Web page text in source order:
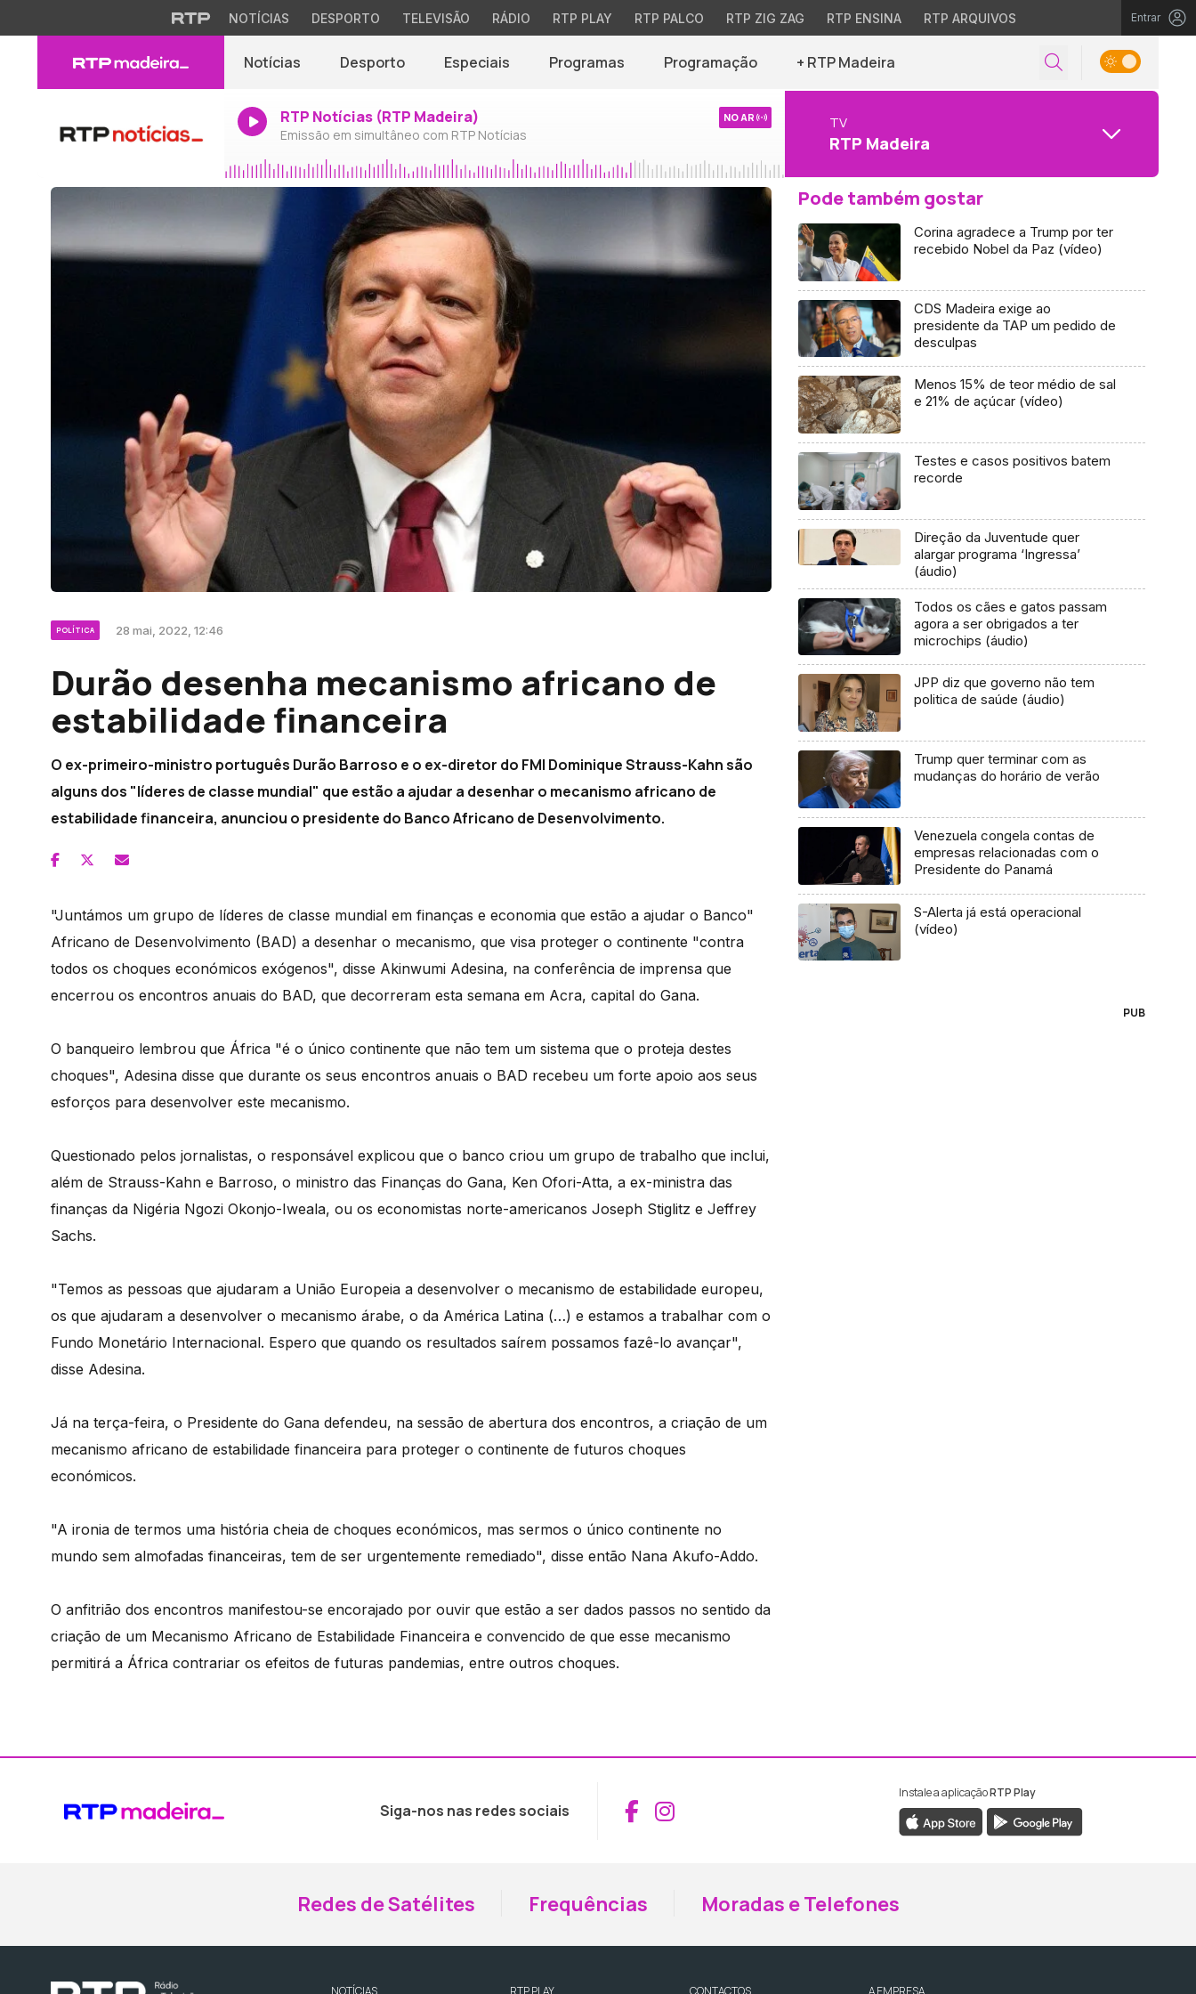
NOTÍCIAS DESPORTO TELEVISÃO RÁDIO RTP PLAY RTP PALCO RTP ZIG ZAG RTP ENSINA RTP ARQUIVOS Entrar
Notícias Desporto Especiais Programas Programação + RTP Madeira
RTP Notícias (RTP Madeira)
Emissão em simultâneo com RTP Notícias
NO AR TV
RTP Madeira
POLÍTICA 28 mai, 2022, 12:46
Durão desenha mecanismo africano de
estabilidade financeira
O ex-primeiro-ministro português Durão Barroso e o ex-diretor do FMI Dominique Strauss-Kahn são
alguns dos "líderes de classe mundial" que estão a ajudar a desenhar o mecanismo africano de
estabilidade financeira, anunciou o presidente do Banco Africano de Desenvolvimento.
"Juntámos um grupo de líderes de classe mundial em finanças e economia que estão a ajudar o Banco"
Africano de Desenvolvimento (BAD) a desenhar o mecanismo, que visa proteger o continente "contra
todos os choques económicos exógenos", disse Akinwumi Adesina, na conferência de imprensa que
encerrou os encontros anuais do BAD, que decorreram esta semana em Acra, capital do Gana.
O banqueiro lembrou que África "é o único continente que não tem um sistema que o proteja destes
choques", Adesina disse que durante os seus encontros anuais o BAD recebeu um forte apoio aos seus
esforços para desenvolver este mecanismo.
Questionado pelos jornalistas, o responsável explicou que o banco criou um grupo de trabalho que inclui,
além de Strauss-Kahn e Barroso, o ministro das Finanças do Gana, Ken Ofori-Atta, a ex-ministra das
finanças da Nigéria Ngozi Okonjo-Iweala, ou os economistas norte-americanos Joseph Stiglitz e Jeffrey
Sachs.
"Temos as pessoas que ajudaram a União Europeia a desenvolver o mecanismo de estabilidade europeu,
os que ajudaram a desenvolver o mecanismo árabe, o da América Latina (…) e estamos a trabalhar com o
Fundo Monetário Internacional. Espero que quando os resultados saírem possamos fazê-lo avançar",
disse Adesina.
Já na terça-feira, o Presidente do Gana defendeu, na sessão de abertura dos encontros, a criação de um
mecanismo africano de estabilidade financeira para proteger o continente de futuros choques
económicos.
"A ironia de termos uma história cheia de choques económicos, mas sermos o único continente no
mundo sem almofadas financeiras, tem de ser urgentemente remediado", disse então Nana Akufo-Addo.
O anfitrião dos encontros manifestou-se encorajado por ouvir que estão a ser dados passos no sentido da
criação de um Mecanismo Africano de Estabilidade Financeira e convencido de que esse mecanismo
permitirá a África contrariar os efeitos de futuras pandemias, entre outros choques.
Pode também gostar
Corina agradece a Trump por ter
recebido Nobel da Paz (vídeo)
CDS Madeira exige ao
presidente da TAP um pedido de
desculpas
Menos 15% de teor médio de sal
e 21% de açúcar (vídeo)
Testes e casos positivos batem
recorde
Direção da Juventude quer
alargar programa ‘Ingressa’
(áudio)
Todos os cães e gatos passam
agora a ser obrigados a ter
microchips (áudio)
JPP diz que governo não tem
politica de saúde (áudio)
Trump quer terminar com as
mudanças do horário de verão
Venezuela congela contas de
empresas relacionadas com o
Presidente do Panamá
S-Alerta já está operacional
(vídeo)
PUB
Siga-nos nas redes sociais Aceder ao Facebook da RTP Madeira
Aceder ao Instagram da RTP Madeira
Instale a aplicaçãoRTP Play
Redes de Satélites Frequências Moradas e Telefones